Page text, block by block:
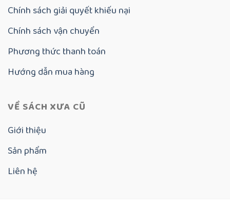
Chính sách giải quyết khiếu nại
Chính sách vận chuyển
Phương thức thanh toán
Hướng dẫn mua hàng
VỀ SÁCH XƯA CŨ
Giới thiệu
Sản phẩm
Liên hệ